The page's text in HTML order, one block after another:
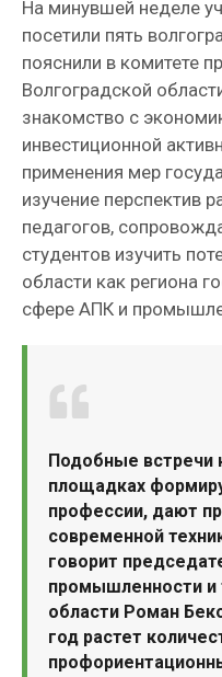
На минувшей неделе
посетили пять
пояснили в комитете
Волгоградской
знакомство с
инвестиционной
применения мер
изучение перспектив
педагогов,
студентов изучить
области как региона
сфере АПК и
Подобные встречи
площадках
профессии, дают
современной
говорит
промышленности и
области Роман
год растет